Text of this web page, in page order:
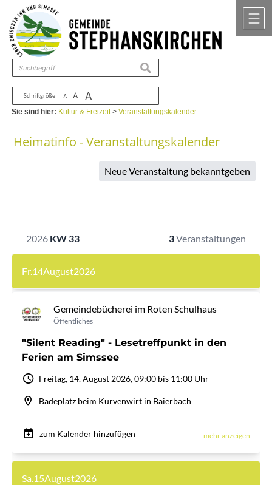
Zum Inhalt ,zur Navigation
Schriftgröße A A A
suchen
Sie sind hier: Kultur & Freizeit>Veranstaltungskalender
Heimatinfo - Veranstaltungskalender